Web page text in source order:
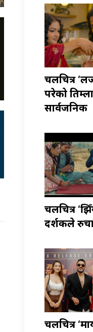
चलचित्र
परेको
सार्वजनिक
चलचित्र
दर्शकले
चलचित्र